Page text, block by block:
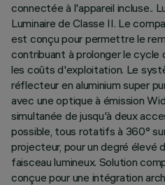
connectée à l'appareil incluse..
Luminaire de Classe II. Le
est conçu pour permettre le
contribuant à prolonger le cycle
les coûts d'exploitation. Le
réflecteur en aluminium super
avec une optique à émission
simultanée de jusqu'à deux
possible, tous rotatifs à 360°
projecteur, pour un degré élevé
faisceau lumineux. Solution
conçue pour une intégration